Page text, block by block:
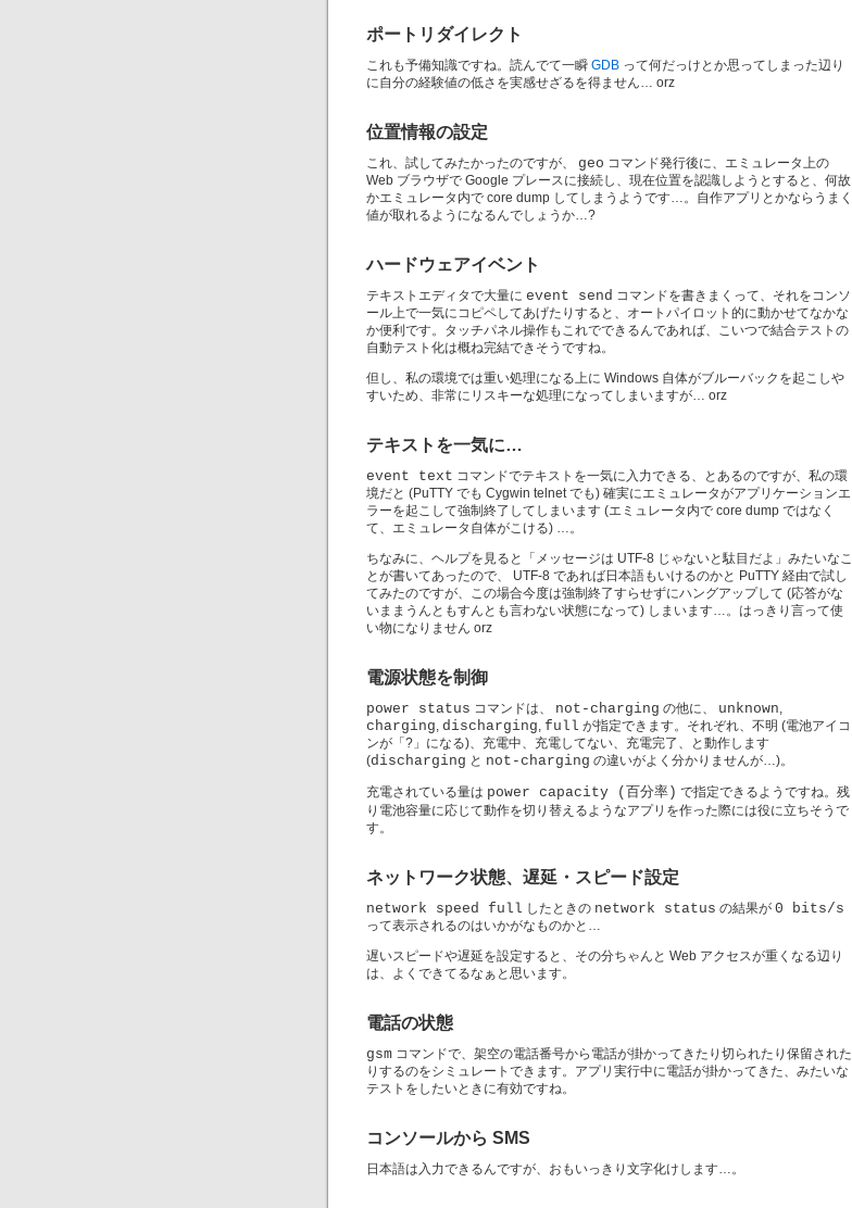
ポートリダイレクト
これも予備知識ですね。読んでて一瞬 GDB って何だっけとか思ってしまった辺り
に自分の経験値の低さを実感せざるを得ません… orz
位置情報の設定
これ、試してみたかったのですが、 geo コマンド発行後に、エミュレータ上の
Web ブラウザで Google プレースに接続し、現在位置を認識しようとすると、何故
かエミュレータ内で core dump してしまうようです…。自作アプリとかならうまく
値が取れるようになるんでしょうか…?
ハードウェアイベント
テキストエディタで大量に event send コマンドを書きまくって、それをコンソ
ール上で一気にコピペしてあげたりすると、オートパイロット的に動かせてなかな
か便利です。タッチパネル操作もこれでできるんであれば、こいつで結合テストの
自動テスト化は概ね完結できそうですね。
但し、私の環境では重い処理になる上に Windows 自体がブルーバックを起こしや
すいため、非常にリスキーな処理になってしまいますが… orz
テキストを一気に…
event text コマンドでテキストを一気に入力できる、とあるのですが、私の環
境だと (PuTTY でも Cygwin telnet でも) 確実にエミュレータがアプリケーションエ
ラーを起こして強制終了してしまいます (エミュレータ内で core dump ではなく
て、エミュレータ自体がこける) …。
ちなみに、ヘルプを見ると「メッセージは UTF-8 じゃないと駄目だよ」みたいなこ
とが書いてあったので、 UTF-8 であれば日本語もいけるのかと PuTTY 経由で試し
てみたのですが、この場合今度は強制終了すらせずにハングアップして (応答がな
いままうんともすんとも言わない状態になって) しまいます…。はっきり言って使
い物になりません orz
電源状態を制御
power status コマンドは、 not-charging の他に、 unknown,
charging, discharging, full が指定できます。それぞれ、不明 (電池アイコ
ンが「?」になる)、充電中、充電してない、充電完了、と動作します
(discharging と not-charging の違いがよく分かりませんが…)。
充電されている量は power capacity (百分率) で指定できるようですね。残
り電池容量に応じて動作を切り替えるようなアプリを作った際には役に立ちそうで
す。
ネットワーク状態、遅延・スピード設定
network speed full したときの network status の結果が 0 bits/s
って表示されるのはいかがなものかと…
遅いスピードや遅延を設定すると、その分ちゃんと Web アクセスが重くなる辺り
は、よくできてるなぁと思います。
電話の状態
gsm コマンドで、架空の電話番号から電話が掛かってきたり切られたり保留された
りするのをシミュレートできます。アプリ実行中に電話が掛かってきた、みたいな
テストをしたいときに有効ですね。
コンソールから SMS
日本語は入力できるんですが、おもいっきり文字化けします…。